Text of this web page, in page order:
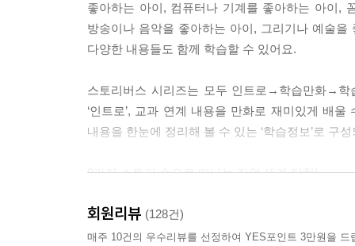
좋아하는 아이, 컴퓨터나 기계를 좋아하는 아이,
방송이나 음악을 좋아하는 아이, 그리기나 예술
다양한 내용들도 함께 학습할 수 있어요.
스토리버스 시리즈는 모두 인트로→학습만화→학
‘인트로’, 교과 연계 내용을 만화로 재미있게 배
내용을 한눈에 정리해 볼 수 있는 ‘학습정보’로 구
8가지 스토리 속으로 떠나는 직업 세계 탐험!
세상을 살아가면서 누구나 꼭 한 가지씩의 직업을
스토리버스 융합사회 3. 직업 편에서는 자신에
회원리뷰 (128건)
매주 10건의 우수리뷰를 선정하여 YES포인트 3만원을 드